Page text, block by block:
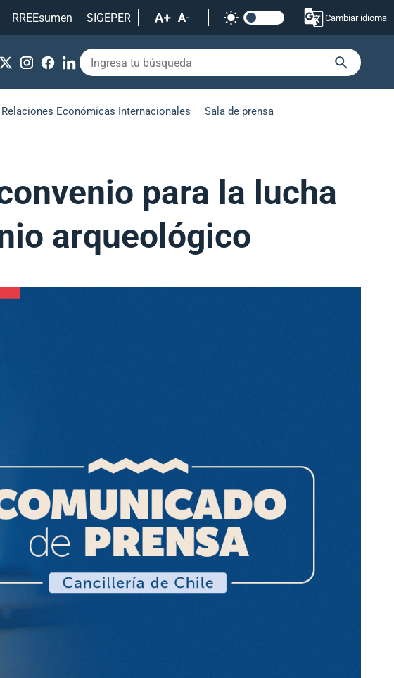
RREEsumen
SIGEPER Cambiar idioma
Económicas Internacionales Sala de prensa
para la lucha
arqueológico